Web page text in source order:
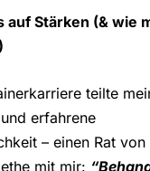
auf Stärken (& wie
teilte
erfahrene
– einen Rat
mit mir: